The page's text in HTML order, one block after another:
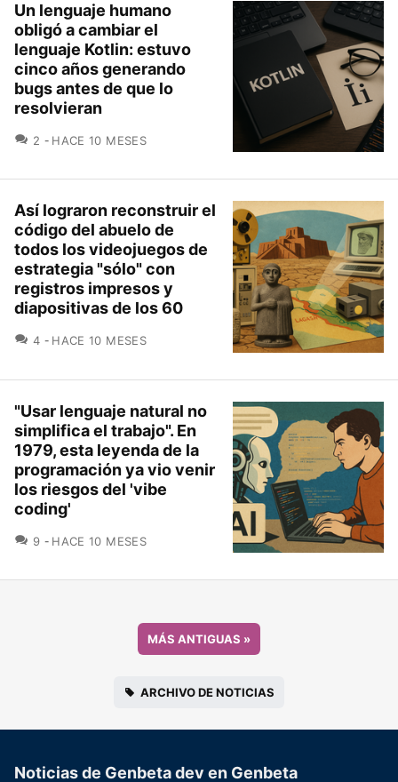
Un lenguaje humano
obligó a cambiar el
lenguaje Kotlin: estuvo
cinco años generando
bugs antes de que lo
resolvieran
2 COMENTARIOS
HACE 10 MESES
Así lograron reconstruir el
código del abuelo de
todos los videojuegos de
estrategia "sólo" con
registros impresos y
diapositivas de los 60
4 COMENTARIOS
HACE 10 MESES
"Usar lenguaje natural no
simplifica el trabajo". En
1979, esta leyenda de la
programación ya vio venir
los riesgos del 'vibe
coding'
9 COMENTARIOS
HACE 10 MESES
MÁS ANTIGUAS »
ARCHIVO DE NOTICIAS
Noticias de Genbeta dev en Genbeta